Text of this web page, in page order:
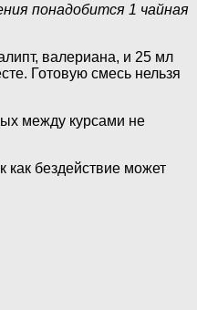
понадобится 1 чайная
валериана, и 25 мл
Готовую смесь нельзя
между курсами не
как бездействие может